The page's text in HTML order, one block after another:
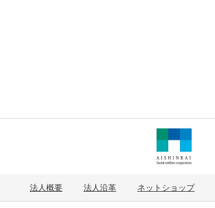
法人概要 法人沿革 ネットショップ